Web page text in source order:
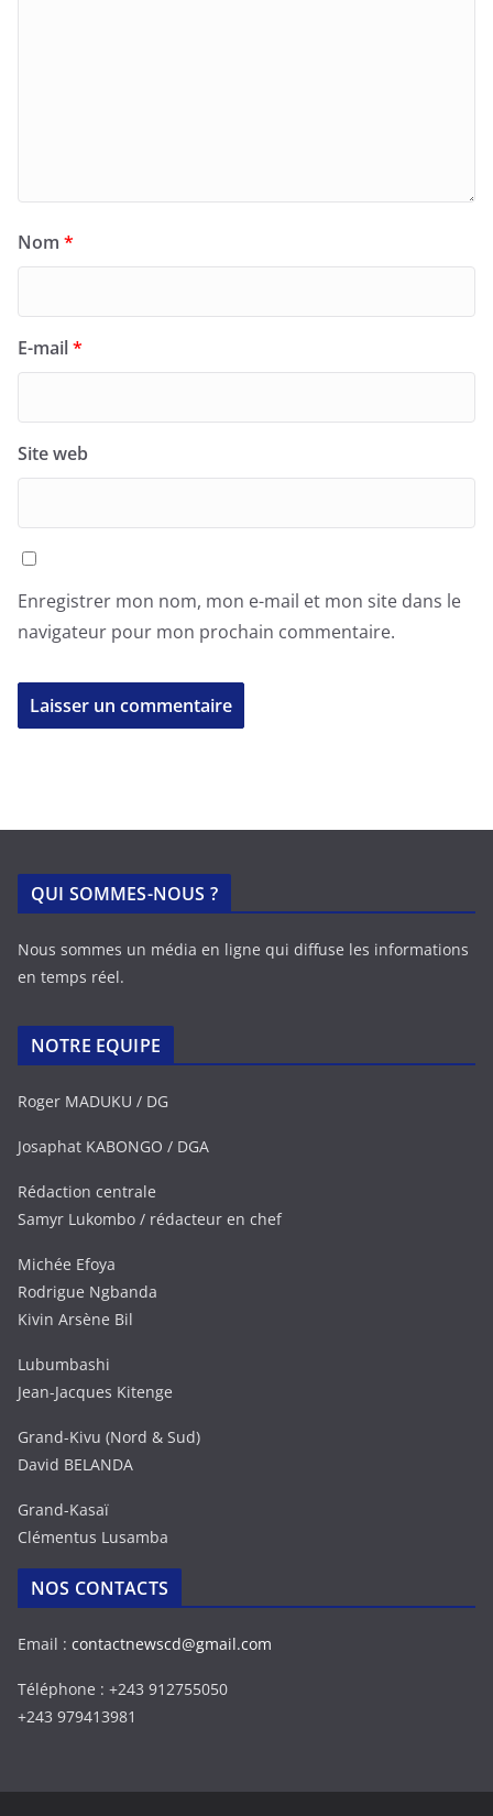
Nom *
E-mail*
Site web
Enregistrer mon nom, mon e-mail et mon site dans le
navigateur pour mon prochain commentaire.
QUI SOMMES-NOUS ?
Nous sommes un média en ligne qui diffuse les informations
en temps réel.
NOTRE EQUIPE
Roger MADUKU / DG
Josaphat KABONGO / DGA
Rédaction centrale
Samyr Lukombo / rédacteur en chef
Michée Efoya
Rodrigue Ngbanda
Kivin Arsène Bil
Lubumbashi
Jean-Jacques Kitenge
Grand-Kivu (Nord & Sud)
David BELANDA
Grand-Kasaï
Clémentus Lusamba
NOS CONTACTS
Email : contactnewscd@gmail.com
Téléphone : +243 912755050
+243 979413981